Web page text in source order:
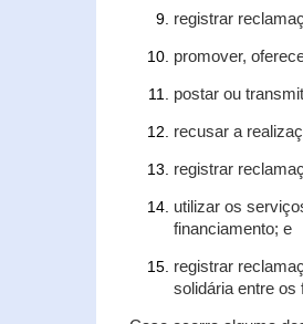
registrar
promover,
postar ou
recusar a
registrar
utilizar os
financiamento; e
registrar
solidária entre os